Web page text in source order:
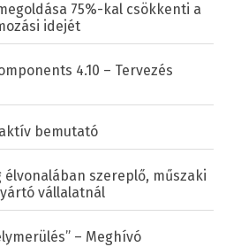
75%-kal csökkenti a
idejét
4.10 – Tervezés
bemutató
élvonalában szereplő, műszaki
vállalatnál
– Meghívó